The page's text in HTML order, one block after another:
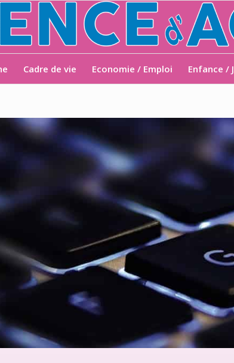
Cadre de vie Economie / Emploi Enfance /